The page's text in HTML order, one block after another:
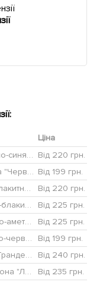
Ціна
Ексклюзив! Гортензія крупнолиста насичено-синя "Космічне тяжіння" (Cosmic attraction) (преміальний, хворобостійкий, морозостійкий сорт) Від 220 грн.
Ексклюзив! Гортензія крупнолиста червона "Червоний оксамит" (Red velvet) (красиво квітучий сорт) Від 199 грн.
Ексклюзив! Гортензія крупнолиста ніжно-блакитного кольору "Блакитна лагуна" (Blue Lagoon) (преміальний, зимостійкий, високоврожайний сорт)
Від 220 грн.
Ексклюзив! Гортензія крупнолиста рожево-блакитна "Красочна ніч" (Colorful night) (морозостійкий сорт)
Від 225 грн.
Ексклюзив! Гортензія крупнолиста від ніжно-аметистового до яскраво-малинового кольору "Маджента" (преміальний, морозостійкий сорт)
Від 225 грн.
Ексклюзив! Гортензія крупнолиста рубіново-червона "Фламенко" (преміальний, невибагливий сорт)
Від 199 грн.
Ексклюзив! Гортензія волотиста лайм "Ріо-Гранде" (Rio Grande) (морозостійкий сорт)
Від 240 грн.
Ексклюзив! Гортензія волотиста буро-червона "Ламбо" (Lambo) (преміальний сорт, з неймовірним медовим ароматом)
Від 235 грн.